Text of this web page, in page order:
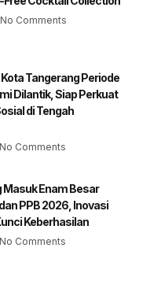
No Comments
Tangerang Periode
Dilantik, Siap Perkuat
di Tengah
No Comments
Masuk Enam Besar
PPB 2026, Inovasi
Keberhasilan
No Comments